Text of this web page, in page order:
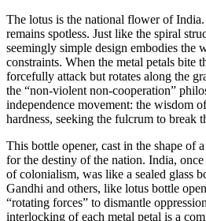
The lotus is the national flower of
remains spotless. Just like the spiral
seemingly simple design embodies the
constraints. When the metal petals bite
forcefully attack but rotates along the
the “non-violent non-cooperation”
independence movement: the wisdom
hardness, seeking the fulcrum to break
This bottle opener, cast in the shape of
for the destiny of the nation. India,
of colonialism, was like a sealed glass
Gandhi and others, like lotus bottle
“rotating forces” to dismantle
interlocking of each metal petal is a